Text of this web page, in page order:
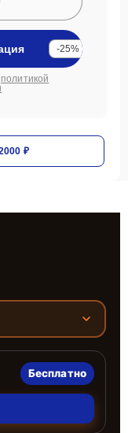
-25%
политикой
₽
Бесплатно